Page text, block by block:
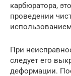
карбюратора,
проведении
При
следует его
деформации.